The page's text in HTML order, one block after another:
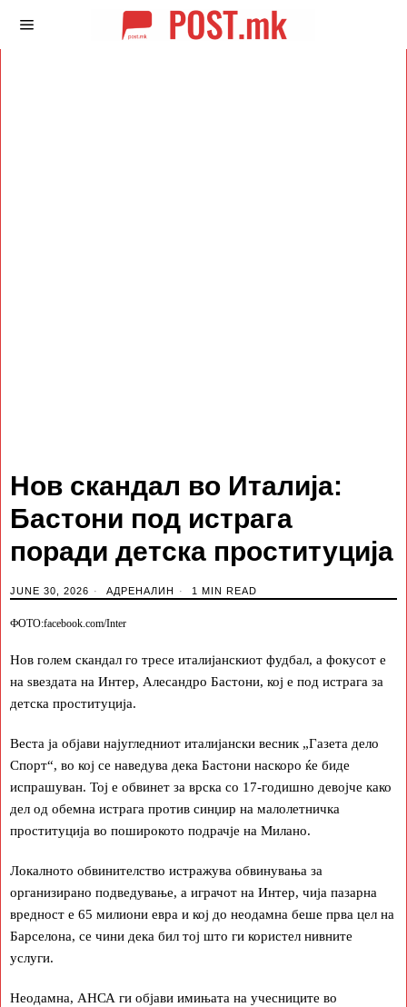
Нов скандал во Италија:
Бастони под истрага
поради детска проституција
JUNE 30, 2026 АДРЕНАЛИН 1 MIN READ
ФОТО:facebook.com/Inter
Нов голем скандал го тресе италијанскиот фудбал, а фокусот е
на ѕвездата на Интер, Алесандро Бастони, кој е под истрага за
детска проституција.
Веста ја објави најугледниот италијански весник „Газета дело
Спорт“, во кој се наведува дека Бастони наскоро ќе биде
испрашуван. Тој е обвинет за врска со 17-годишно девојче како
дел од обемна истрага против синџир на малолетничка
проституција во поширокото подрачје на Милано.
Локалното обвинителство истражува обвинувања за
организирано подведување, а играчот на Интер, чија пазарна
вредност е 65 милиони евра и кој до неодамна беше прва цел на
Барселона, се чини дека бил тој што ги користел нивните
услуги.
Неодамна, АНСА ги објави имињата на учесниците во